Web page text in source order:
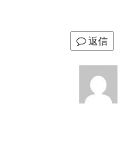
返信